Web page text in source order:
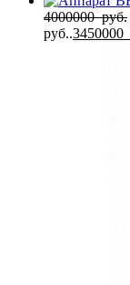
4000000руб.
руб..3450000